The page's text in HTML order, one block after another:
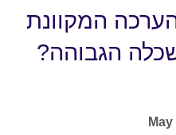
המקוונת
הגבוהה?